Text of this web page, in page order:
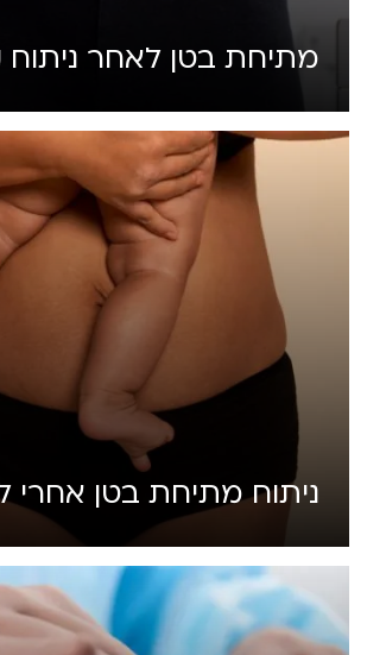
מתיחת בטן לאחר ניתוח
ניתוח מתיחת בטן אחרי